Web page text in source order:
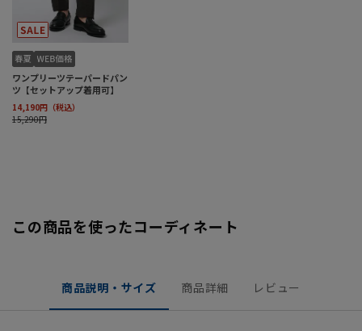
この商品を使ったコーディネート
商品説明・サイズ 商品詳細 レビュー